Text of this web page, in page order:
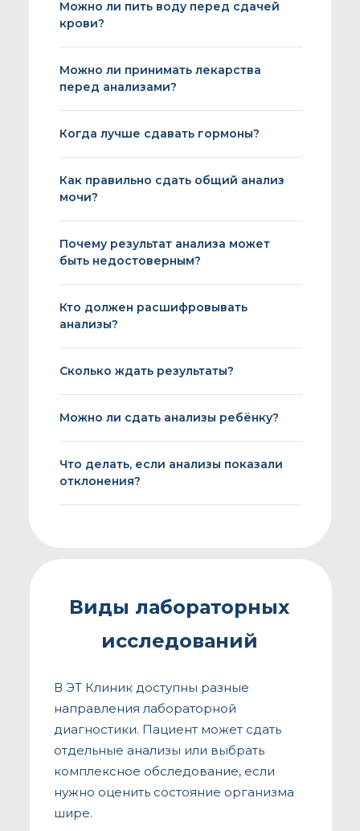
В ЭТ Клиник доступны разные
направления лабораторной
диагностики. Пациент может сдать
отдельные анализы или выбрать
комплексное обследование, если
нужно оценить состояние организма
шире.
Виды лабораторных
исследований
Можно ли пить воду перед сдачей
крови?
Можно ли принимать лекарства
перед анализами?
Когда лучше сдавать гормоны?
Как правильно сдать общий анализ
мочи?
Почему результат анализа может
быть недостоверным?
Кто должен расшифровывать
анализы?
Сколько ждать результаты?
Можно ли сдать анализы ребёнку?
Что делать, если анализы показали
отклонения?